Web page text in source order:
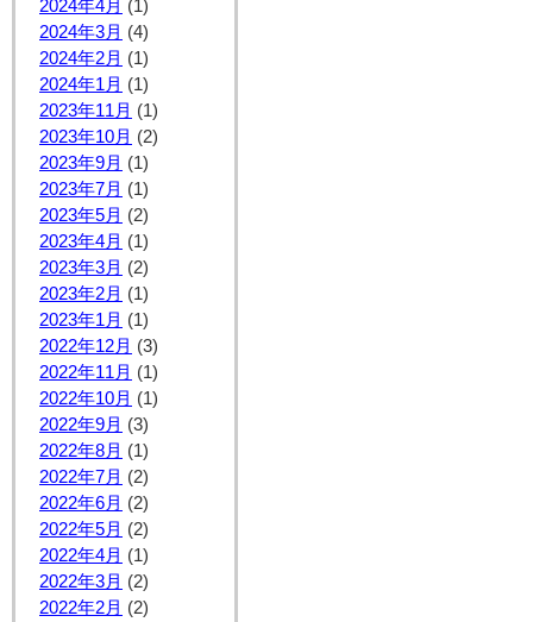
2024年4月 (1)
2024年3月 (4)
2024年2月 (1)
2024年1月 (1)
2023年11月 (1)
2023年10月 (2)
2023年9月 (1)
2023年7月 (1)
2023年5月 (2)
2023年4月 (1)
2023年3月 (2)
2023年2月 (1)
2023年1月 (1)
2022年12月 (3)
2022年11月 (1)
2022年10月 (1)
2022年9月 (3)
2022年8月 (1)
2022年7月 (2)
2022年6月 (2)
2022年5月 (2)
2022年4月 (1)
2022年3月 (2)
2022年2月 (2)